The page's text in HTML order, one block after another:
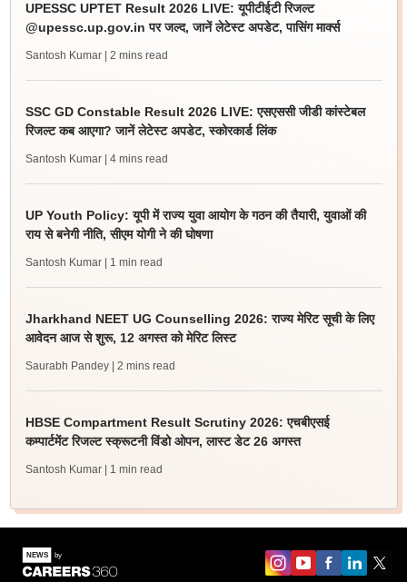
UPESSC UPTET Result 2026 LIVE: यूपीटीईटी रिजल्ट
@upessc.up.gov.in पर जल्द, जानें लेटेस्ट अपडेट, पासिंग मार्क्स
Santosh Kumar | 2 mins read
SSC GD Constable Result 2026 LIVE: एसएससी जीडी कांस्टेबल
रिजल्ट कब आएगा? जानें लेटेस्ट अपडेट, स्कोरकार्ड लिंक
Santosh Kumar | 4 mins read
UP Youth Policy: यूपी में राज्य युवा आयोग के गठन की तैयारी, युवाओं की
राय से बनेगी नीति, सीएम योगी ने की घोषणा
Santosh Kumar | 1 min read
Jharkhand NEET UG Counselling 2026: राज्य मेरिट सूची के लिए
आवेदन आज से शुरू, 12 अगस्त को मेरिट लिस्ट
Saurabh Pandey | 2 mins read
HBSE Compartment Result Scrutiny 2026: एचबीएसई
कम्पार्टमेंट रिजल्ट स्क्रूटनी विंडो ओपन, लास्ट डेट 26 अगस्त
Santosh Kumar | 1 min read